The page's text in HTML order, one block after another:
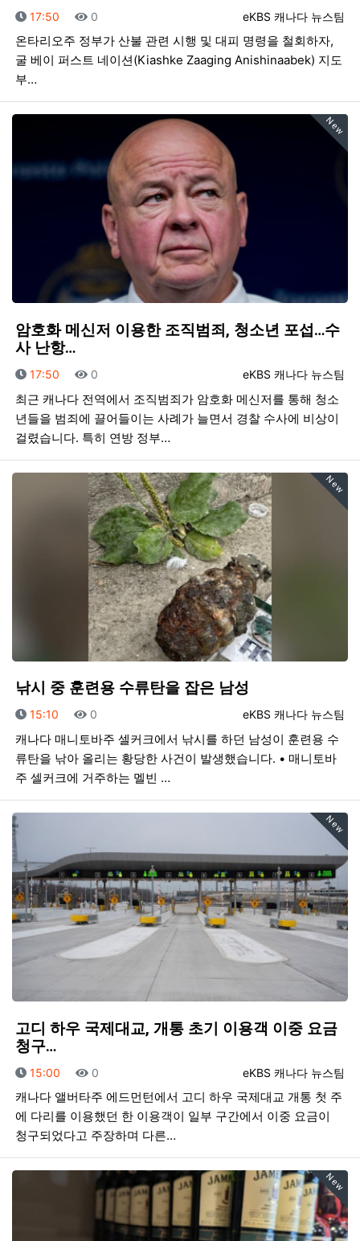
등록자
eKBS 캐나다 뉴스팀
등록일
17:50 조회
0
온타리오주 정부가 산불 관련 시행 및 대피 명령을 철회하자,
굴 베이 퍼스트 네이션(Kiashke Zaaging Anishinaabek) 지도
부…
New
암호화 메신저 이용한 조직범죄, 청소년 포섭…수
사 난항…
등록자
eKBS 캐나다 뉴스팀
등록일
17:50 조회
0
최근 캐나다 전역에서 조직범죄가 암호화 메신저를 통해 청소
년들을 범죄에 끌어들이는 사례가 늘면서 경찰 수사에 비상이
걸렸습니다. 특히 연방 정부…
New
낚시 중 훈련용 수류탄을 잡은 남성
등록자
eKBS 캐나다 뉴스팀
등록일
15:10 조회
0
캐나다 매니토바주 셀커크에서 낚시를 하던 남성이 훈련용 수
류탄을 낚아 올리는 황당한 사건이 발생했습니다. • 매니토바
주 셀커크에 거주하는 멜빈 …
New
고디 하우 국제대교, 개통 초기 이용객 이중 요금
청구…
등록자
eKBS 캐나다 뉴스팀
등록일
15:00 조회
0
캐나다 앨버타주 에드먼턴에서 고디 하우 국제대교 개통 첫 주
에 다리를 이용했던 한 이용객이 일부 구간에서 이중 요금이
청구되었다고 주장하며 다른…
New